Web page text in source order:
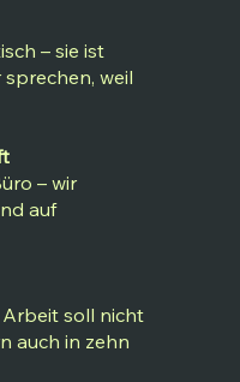
– sie ist
weil
– wir
auf
soll nicht
auch in zehn